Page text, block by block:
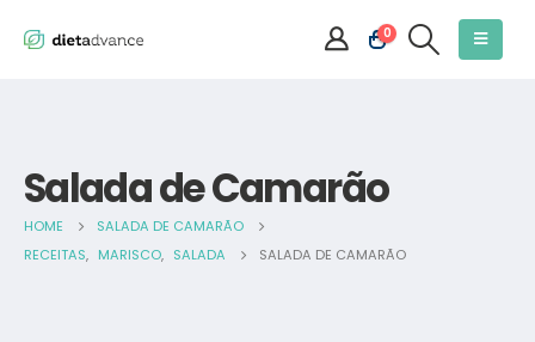
0
Salada de Camarão
HOME
SALADA DE CAMARÃO
RECEITAS, MARISCO, SALADA SALADA DE CAMARÃO